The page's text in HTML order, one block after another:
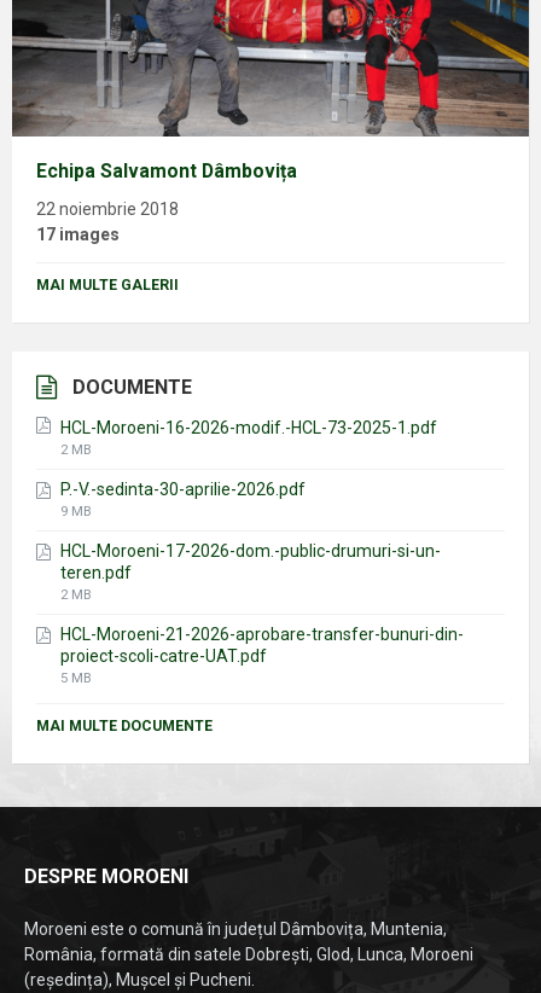
Echipa Salvamont Dâmbovița
22 noiembrie 2018
17 images
MAI MULTE GALERII
DOCUMENTE
HCL-Moroeni-16-2026-modif.-HCL-73-2025-1.pdf
File
2 MB
P.-V.-sedinta-30-aprilie-2026.pdf
File
9 MB
HCL-Moroeni-17-2026-dom.-public-drumuri-si-un-
teren.pdf
File
2 MB
HCL-Moroeni-21-2026-aprobare-transfer-bunuri-din-
proiect-scoli-catre-UAT.pdf
File
5 MB
MAI MULTE DOCUMENTE
DESPRE MOROENI
Moroeni este o comună în județul Dâmbovița, Muntenia,
România, formată din satele Dobrești, Glod, Lunca, Moroeni
(reședința), Mușcel și Pucheni.